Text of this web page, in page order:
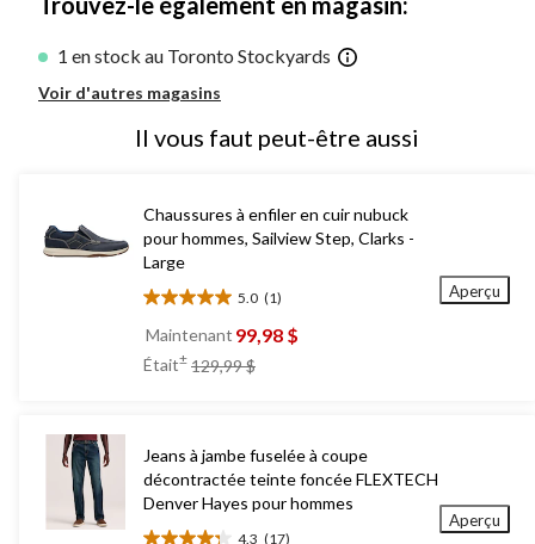
1 en stock au Toronto Stockyards
Voir d'autres magasins
Il vous faut peut-être aussi
Chaussures à enfiler en cuir nubuck
pour hommes, Sailview Step, Clarks -
Large
5.0 (1)
5.0
étoile(s)
sur
5.
Maintenant 99,98 $
Était± 129,99 $
Aperçu
Jeans à jambe fuselée à coupe
décontractée teinte foncée FLEXTECH
Denver Hayes pour hommes
4.3 (17)
Aperçu